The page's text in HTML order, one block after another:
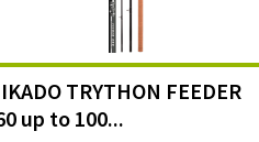
TRYTHON FEEDER
up to 100...